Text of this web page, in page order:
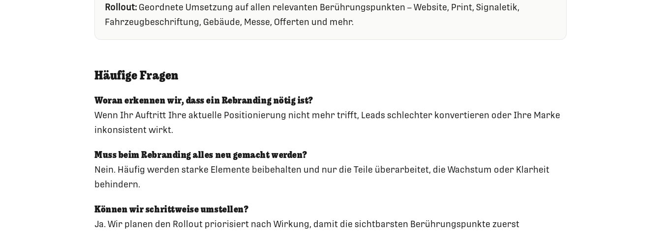
Rollout: Geordnete Umsetzung auf allen relevanten Berührungspunkten – Website, Print, Signaletik,
Fahrzeugbeschriftung, Gebäude, Messe, Offerten und mehr.
Häufige Fragen
Woran erkennen wir, dass ein Rebranding nötig ist?
Wenn Ihr Auftritt Ihre aktuelle Positionierung nicht mehr trifft, Leads schlechter konvertieren oder Ihre Marke
inkonsistent wirkt.
Muss beim Rebranding alles neu gemacht werden?
Nein. Häufig werden starke Elemente beibehalten und nur die Teile überarbeitet, die Wachstum oder Klarheit
behindern.
Können wir schrittweise umstellen?
Ja. Wir planen den Rollout priorisiert nach Wirkung, damit die sichtbarsten Berührungspunkte zuerst